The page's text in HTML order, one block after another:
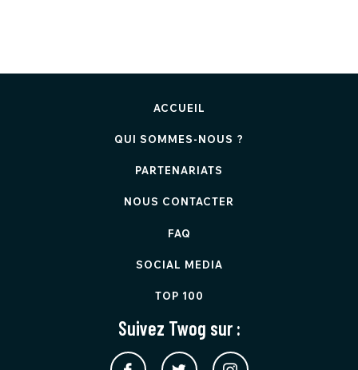
ACCUEIL
QUI SOMMES-NOUS ?
PARTENARIATS
NOUS CONTACTER
FAQ
SOCIAL MEDIA
TOP 100
Suivez Twog sur :